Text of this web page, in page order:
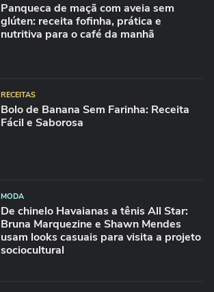
Panqueca de maçã com aveia sem
glúten: receita fofinha, prática e
nutritiva para o café da manhã
RECEITAS
Bolo de Banana Sem Farinha: Receita
Fácil e Saborosa
MODA
De chinelo Havaianas a tênis All Star:
Bruna Marquezine e Shawn Mendes
usam looks casuais para visita a projeto
sociocultural